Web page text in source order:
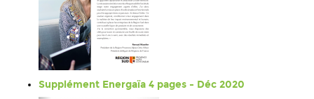
Supplément Energaïa 4 pages - Déc 2020